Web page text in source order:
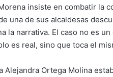
insiste en combatir la
una de sus alcaldesas
la narrativa. El caso no es
es real, sino que toca el
Alejandra Ortega Molina